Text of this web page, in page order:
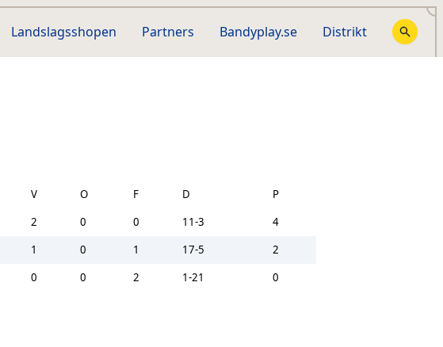
Landslagsshopen Partners Bandyplay.se Distrikt
V O F D
P
2 0 0 11-3
4
1 0 1 17-5
2
0 0 2 1-21 0